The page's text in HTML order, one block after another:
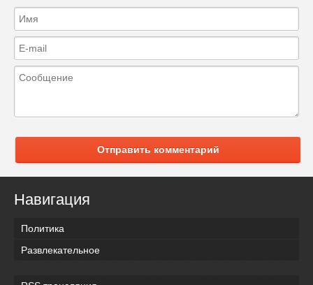
Отправить комментарий
Навигация
Политика
Развлекательное